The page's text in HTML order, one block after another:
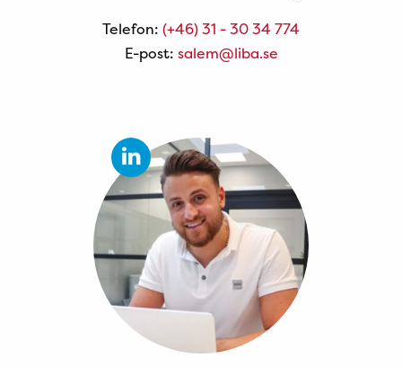
Telefon: (+46) 31 - 30 34 774
E-post: salem@liba.se